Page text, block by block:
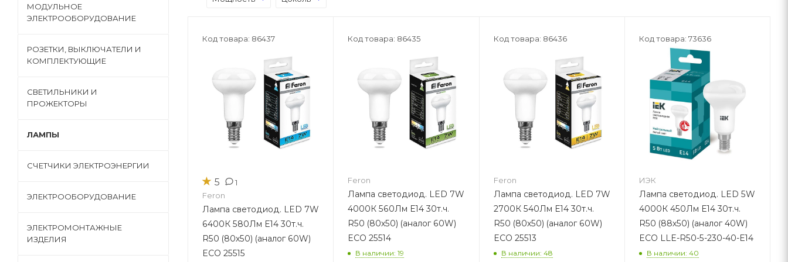
Код товара: 86437
★ 5 1
Feron
Лампа светодиод. LED 7W
6400К 580Лм Е14 30т.ч.
R50 (80х50) (аналог 60W)
ECO 25515
Код товара: 86435
Feron
Лампа светодиод. LED 7W
4000К 560Лм Е14 30т.ч.
R50 (80х50) (аналог 60W)
ECO 25514
В наличии: 19
Код товара: 86436
Feron
Лампа светодиод. LED 7W
2700К 540Лм Е14 30т.ч.
R50 (80х50) (аналог 60W)
ECO 25513
В наличии: 48
Код товара: 73636
ИЭК
Лампа светодиод. LED 5W
4000К 450Лм Е14 30т.ч.
R50 (88х50) (аналог 40W)
ECO LLE-R50-5-230-40-E14
В наличии: 40
МОДУЛЬНОЕ
ЭЛЕКТРООБОРУДОВАНИЕ
РОЗЕТКИ, ВЫКЛЮЧАТЕЛИ И
КОМПЛЕКТУЮЩИЕ
СВЕТИЛЬНИКИ И
ПРОЖЕКТОРЫ
ЛАМПЫ
СЧЕТЧИКИ ЭЛЕКТРОЭНЕРГИИ
ЭЛЕКТРООБОРУДОВАНИЕ
ЭЛЕКТРОМОНТАЖНЫЕ
ИЗДЕЛИЯ